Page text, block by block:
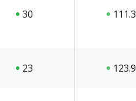
30 111.3
23 123.9